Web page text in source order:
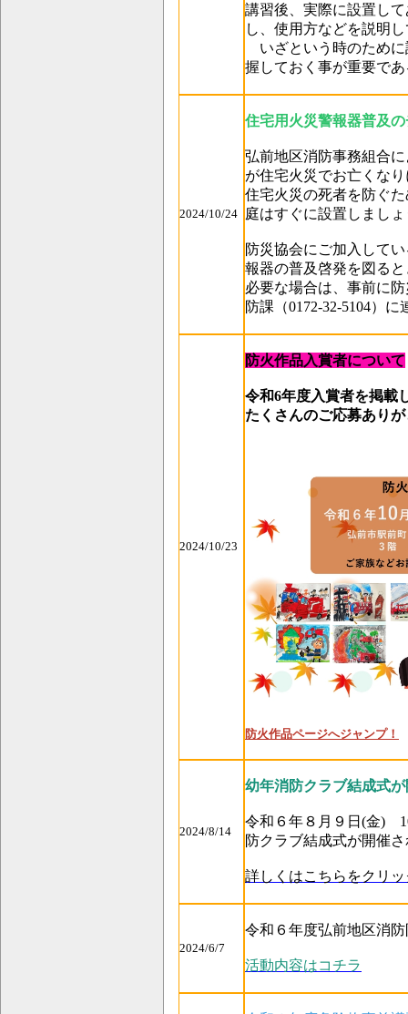
講習後、実際に設置し
し、 使用方などを説明
いざという時のために
握しておく事が重要で
2024/10/24
住宅用火災警報器普及
弘前地区消防事務組合
が住宅火災でお亡くな
住宅火災の死者を防ぐ
庭はすぐに設置しまし
防災協会にご加入して
報器の普及啓発を図る
必要な場合は、事前に
防課（0172-32-5104）
2024/10/23
防火作品入賞者について
令和6年度入賞者を掲載
たくさんのご応募あり
防火作品ページへジャンプ！
2024/8/14
幼年消防クラブ結成式
令和６年８月９日(金)
防クラブ結成式が開催
詳しくはこちらをクリ
2024/6/7
令和６年度弘前地区消
活動内容はコチラ